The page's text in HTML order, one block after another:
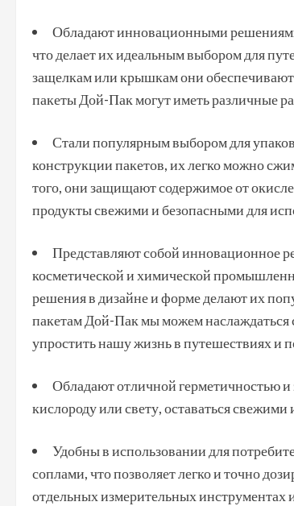
Обладают инновационными
что делает их идеальным выбором для
защелкам или крышкам они
пакеты Дой-Пак могут иметь различные
Стали популярным выбором для
конструкции пакетов, их легко можно
того, они защищают содержимое от
продукты свежими и безопасными для
Представляют собой инновационное
косметической и химической
решения в дизайне и форме делают их
пакетам Дой-Пак мы можем наслаждаться
упростить нашу жизнь в путешествиях и
Обладают отличной герметичностью и
кислороду или свету, оставаться
Удобны в использовании для
соплами, что позволяет легко и точно
отдельных измерительных